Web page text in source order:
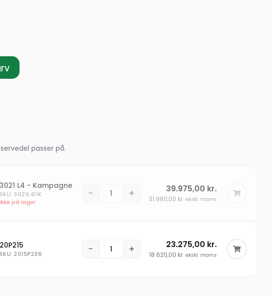
passer på.
3021 L4 - Kampagne
SKU: 3021L411K
Ikke på lager
− + 39.975,00 kr.
31.980,00 kr. ekskl. moms
20P215
SKU: 2015P236 − + 23.275,00 kr.
18.620,00 kr. ekskl. moms